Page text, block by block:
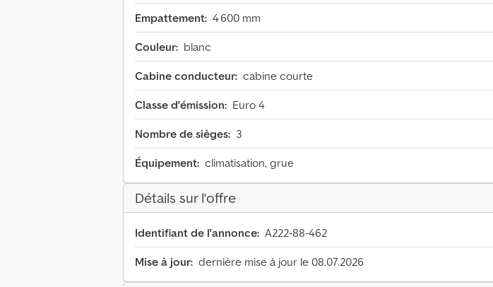
Empattement: 4 600 mm
Couleur: blanc
Cabine conducteur: cabine courte
Classe d'émission: Euro 4
Nombre de sièges: 3
Équipement: climatisation, grue
Détails sur l'offre
Identifiant de l'annonce: A222-88-462
Mise à jour: dernière mise à jour le 08.07.2026